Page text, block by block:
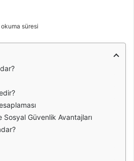
süresi
Sosyal Güvenlik Avantajları